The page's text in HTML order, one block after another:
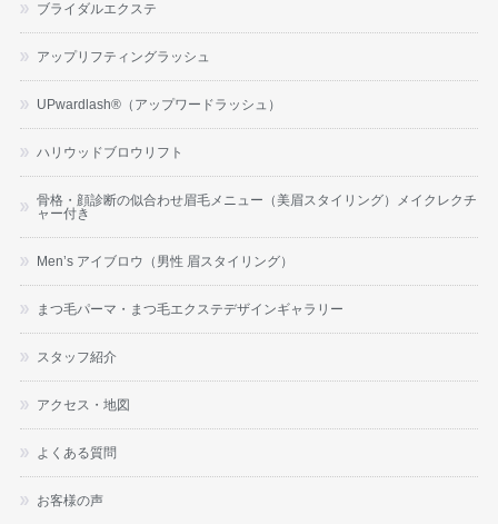
ブライダルエクステ
アップリフティングラッシュ
UPwardlash®（アップワードラッシュ）
ハリウッドブロウリフト
骨格・顔診断の似合わせ眉毛メニュー（美眉スタイリング）メイクレクチ
ャー付き
Men’s アイブロウ（男性 眉スタイリング）
まつ毛パーマ・まつ毛エクステデザインギャラリー
スタッフ紹介
アクセス・地図
よくある質問
お客様の声